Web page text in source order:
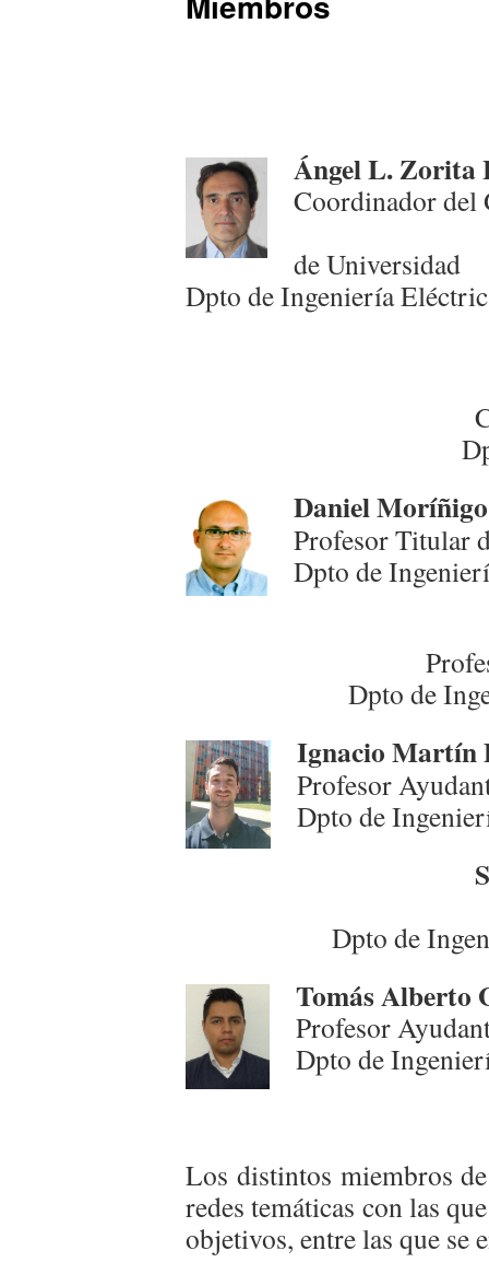
Ángel L. Zorita
de Universidad
Dpto de Ingeniería
Daniel
Profesor Titular
Dpto de
Dpto de
Ignacio Martín
Profesor
Dpto de
Dpto de
Tomás Alberto
Profesor
Dpto de
Los distintos miembros
redes temáticas con las
objetivos, entre las que se